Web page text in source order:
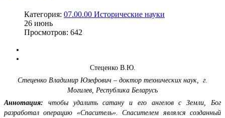
Категория: 07.00.00 Исторические науки
26 июнь
Просмотров: 642
Стеценко В.Ю.
Стеценко Владимир Юзефович – доктор технических наук, г.
Могилев, Республика Беларусь
Аннотация: чтобы удалитьсатану и его ангелов с Земли, Бог
разработал операцию «Спаситель». Спасителем являлся созданный